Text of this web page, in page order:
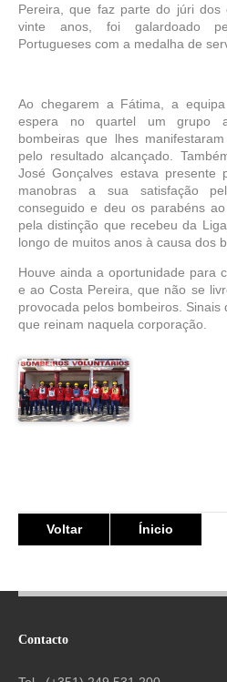
Pereira, que faz parte do júri dos
vinte anos, foi galardoado
Portugueses com a medalha de
Ao chegarem a Fátima, a
espera no quartel um grupo
bombeiras que lhes
pelo resultado alcançado.
José Gonçalves estava presente
manobras a sua satisfação
conseguido e deu os parabéns
pela distinção que recebeu da
longo de muitos anos à causa dos
Houve ainda a oportunidade para
e ao Costa Pereira, que não se
provocada pelos bombeiros.
que reinam naquela corporação.
Voltar Ínicio
Contacto